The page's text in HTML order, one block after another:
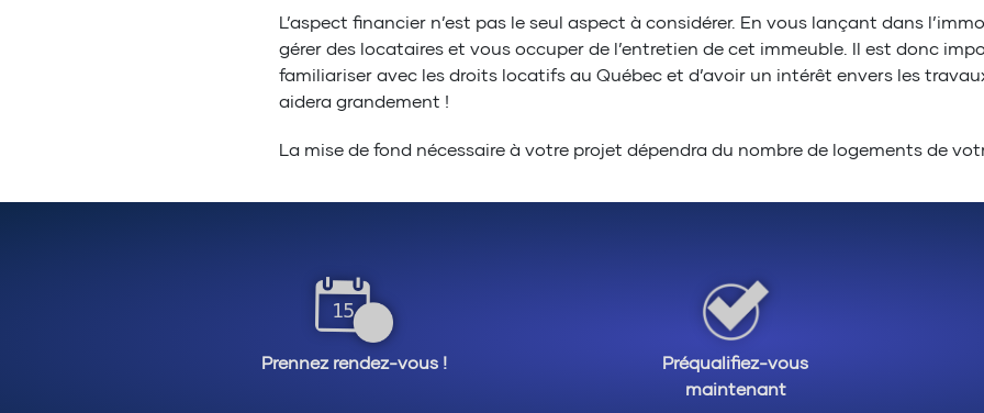
L’aspect financier n’est pas le seul aspect à considérer. En vous lançant dans
gérer des locataires et vous occuper de l’entretien de cet immeuble. Il est donc
familiariser avec les droits locatifs au Québec et d’avoir un intérêt envers les
aidera grandement !
La mise de fond nécessaire à votre projet dépendra du nombre de logements de
propriété. Par contre, pour un duplex où le propriétaire est occupant on parle de
Votre courtier Multi-Prêts Hypothèques est là pour vous aider à faire les bons
conseiller et de vous guider à travers cet investissement. Contactez-nous pour
votre projet.
Prennez rendez-vous !
Préqualifiez-vous
maintenant